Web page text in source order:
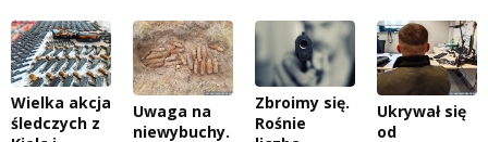
Wielka akcja
śledczych z
Uwaga na
niewybuchy.
Zbroimy się.
Rośnie
Ukrywał się
od